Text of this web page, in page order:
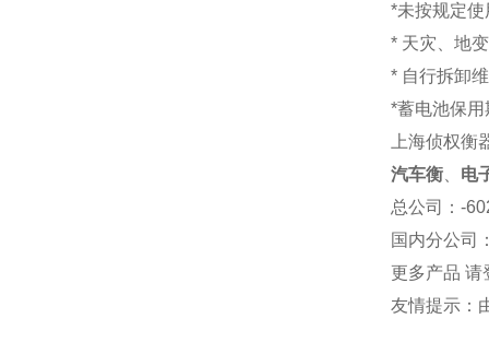
*未按规定
* 天灾、地
* 自行拆卸
*蓄电池保用
上海侦权
汽车衡
电
总公司
：-
国内分公司
更多产品 请
友情提示：